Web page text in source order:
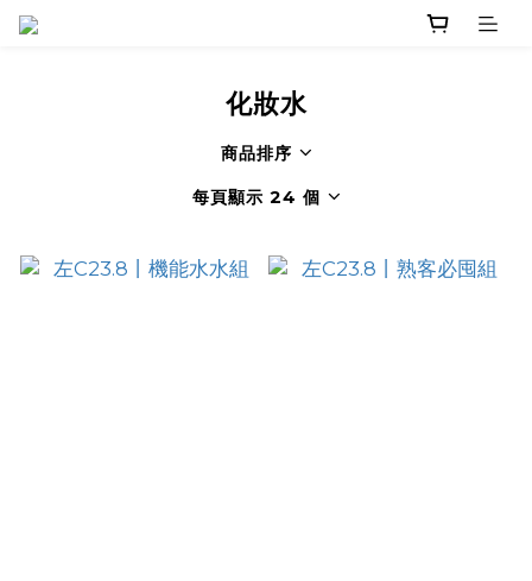
化妝水
商品排序
每頁顯示 24 個